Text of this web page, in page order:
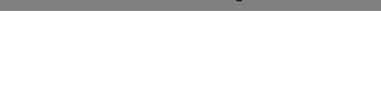
Deutschlandweit an über 400